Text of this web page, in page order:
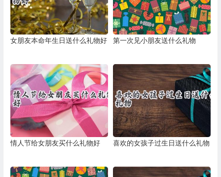
女朋友本命年生日送什么礼物好 第一次见小朋友送什么礼物
情人节给女朋友买什么礼物好 喜欢的女孩子过生日送什么礼物